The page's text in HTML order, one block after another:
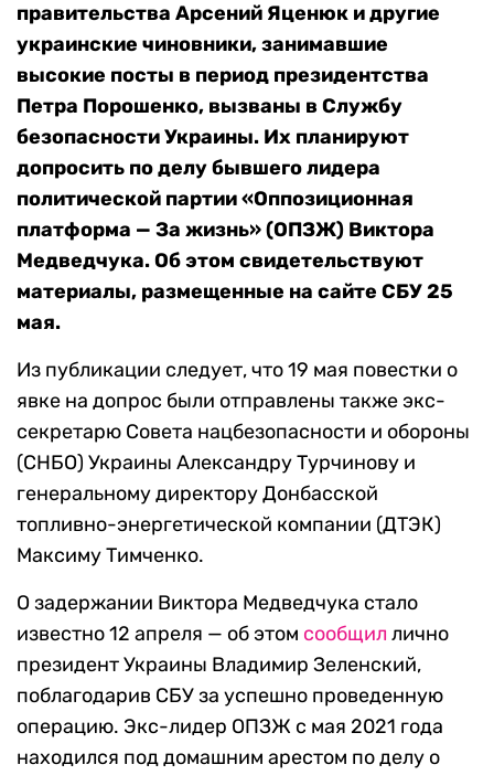
правительства Арсений Яценюк и другие
украинские чиновники, занимавшие
высокие посты в период президентства
Петра Порошенко, вызваны в Службу
безопасности Украины. Их планируют
допросить по делу бывшего лидера
политической партии «Оппозиционная
платформа — За жизнь» (ОПЗЖ) Виктора
Медведчука. Об этом свидетельствуют
материалы, размещенные на сайте СБУ 25
мая.
Из публикации следует, что 19 мая повестки о
явке на допрос были отправлены также экс-
секретарю Совета нацбезопасности и обороны
(СНБО) Украины Александру Турчинову и
генеральному директору Донбасской
топливно-энергетической компании (ДТЭК)
Максиму Тимченко.
О задержании Виктора Медведчука стало
известно 12 апреля — об этом сообщил лично
президент Украины Владимир Зеленский,
поблагодарив СБУ за успешно проведенную
операцию. Экс-лидер ОПЗЖ с мая 2021 года
находился под домашним арестом по делу о